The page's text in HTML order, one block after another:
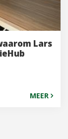
Lars
MEER